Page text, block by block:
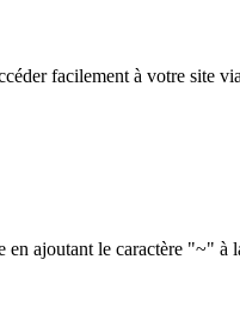
facilement à votre site
ajoutant le caractère "~" à